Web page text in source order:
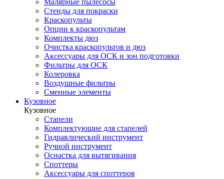
Малярные пылесосы
Стенды для покраски
Краскопульты
Опции к краскопультам
Комплекты дюз
Очистка краскопультов и дюз
Аксессуары для ОСК и зон подготовки
Фильтры для ОСК
Колеровка
Воздушные фильтры
Сменные элементы
Кузовное
Кузовное
Стапели
Комплектующие для стапелей
Гидравлический инструмент
Ручной инструмент
Оснастка для вытягивания
Споттеры
Аксессуары для споттеров